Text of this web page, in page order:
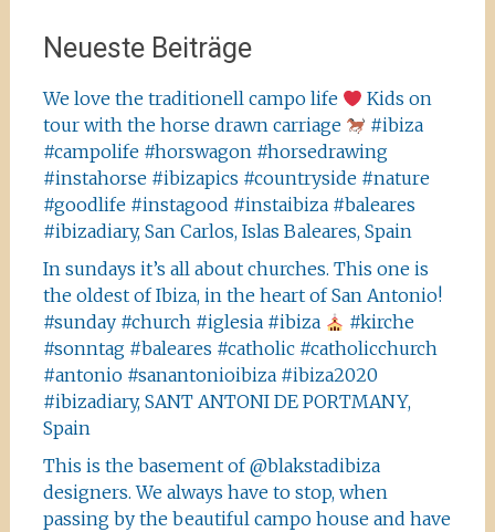
Neueste Beiträge
We love the traditionell campo life
Kids on
tour with the horse drawn carriage
#ibiza
#campolife #horswagon #horsedrawing
#instahorse #ibizapics #countryside #nature
#goodlife #instagood #instaibiza #baleares
#ibizadiary, San Carlos, Islas Baleares, Spain
In sundays it’s all about churches. This one is
the oldest of Ibiza, in the heart of San Antonio!
#sunday #church #iglesia #ibiza
#kirche
#sonntag #baleares #catholic #catholicchurch
#antonio #sanantonioibiza #ibiza2020
#ibizadiary, SANT ANTONI DE PORTMANY,
Spain
This is the basement of @blakstadibiza
designers. We always have to stop, when
passing by the beautiful campo house and have